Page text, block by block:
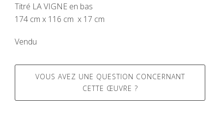
Titré LA VIGNE en bas
174 cm x 116 cm x 17 cm
Vendu
VOUS AVEZ UNE QUESTION CONCERNANT
CETTE ŒUVRE ?